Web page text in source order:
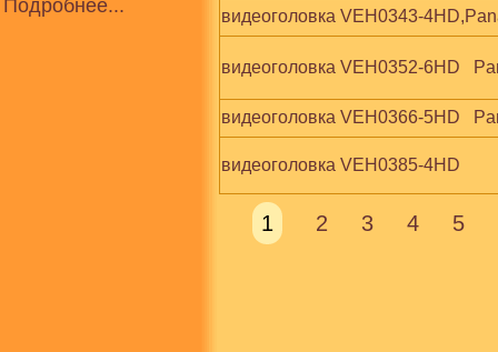
Подробнее...
видеоголовка VEH0343-
видеоголовка VEH0352-6HD
видеоголовка VEH0366-5HD
видеоголовка VEH0385-4HD
1 2 3 4 5